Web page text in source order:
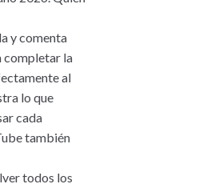
y comenta
completar la
al
lo que
cada
también
todos los